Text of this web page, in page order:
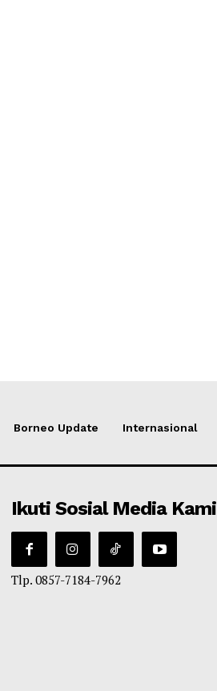
Borneo Update Internasional
Ikuti Sosial Media Kami
Tlp. 0857-7184-7962